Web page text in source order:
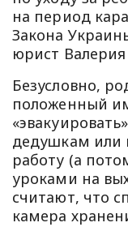
на период
Закона
юрист
Безусловно,
положенный
дедушкам или
работу (а
уроками на
считают, что
камера